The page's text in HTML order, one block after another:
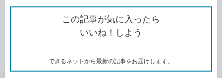
で
シ
ェ
ア
シ
ェ
ア
な
ッ
ク
ク
ク
を
コ
この記事が気に入ったら
いいね！しよう
できるネットから最新の記事をお届けします。